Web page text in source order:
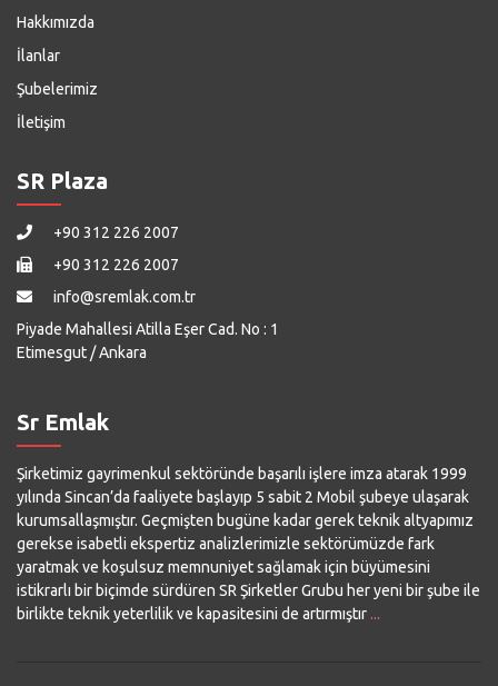
Hakkımızda
İlanlar
Şubelerimiz
İletişim
SR Plaza
+90 312 226 2007
+90 312 226 2007
info@sremlak.com.tr
Piyade Mahallesi Atilla Eşer Cad. No : 1
Etimesgut / Ankara
Sr Emlak
Şirketimiz gayrimenkul sektöründe başarılı işlere imza atarak 1999
yılında Sincan’da faaliyete başlayıp 5 sabit 2 Mobil şubeye ulaşarak
kurumsallaşmıştır. Geçmişten bugüne kadar gerek teknik altyapımız
gerekse isabetli ekspertiz analizlerimizle sektörümüzde fark
yaratmak ve koşulsuz memnuniyet sağlamak için büyümesini
istikrarlı bir biçimde sürdüren SR Şirketler Grubu her yeni bir şube ile
birlikte teknik yeterlilik ve kapasitesini de artırmıştır ...